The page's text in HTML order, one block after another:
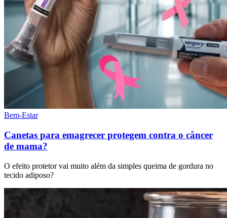
Bem-Estar
Canetas para emagrecer protegem contra o câncer
de mama?
O efeito protetor vai muito além da simples queima de gordura no
tecido adiposo?